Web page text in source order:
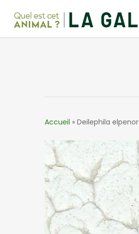
main
Accueil » Deilephila elpenor